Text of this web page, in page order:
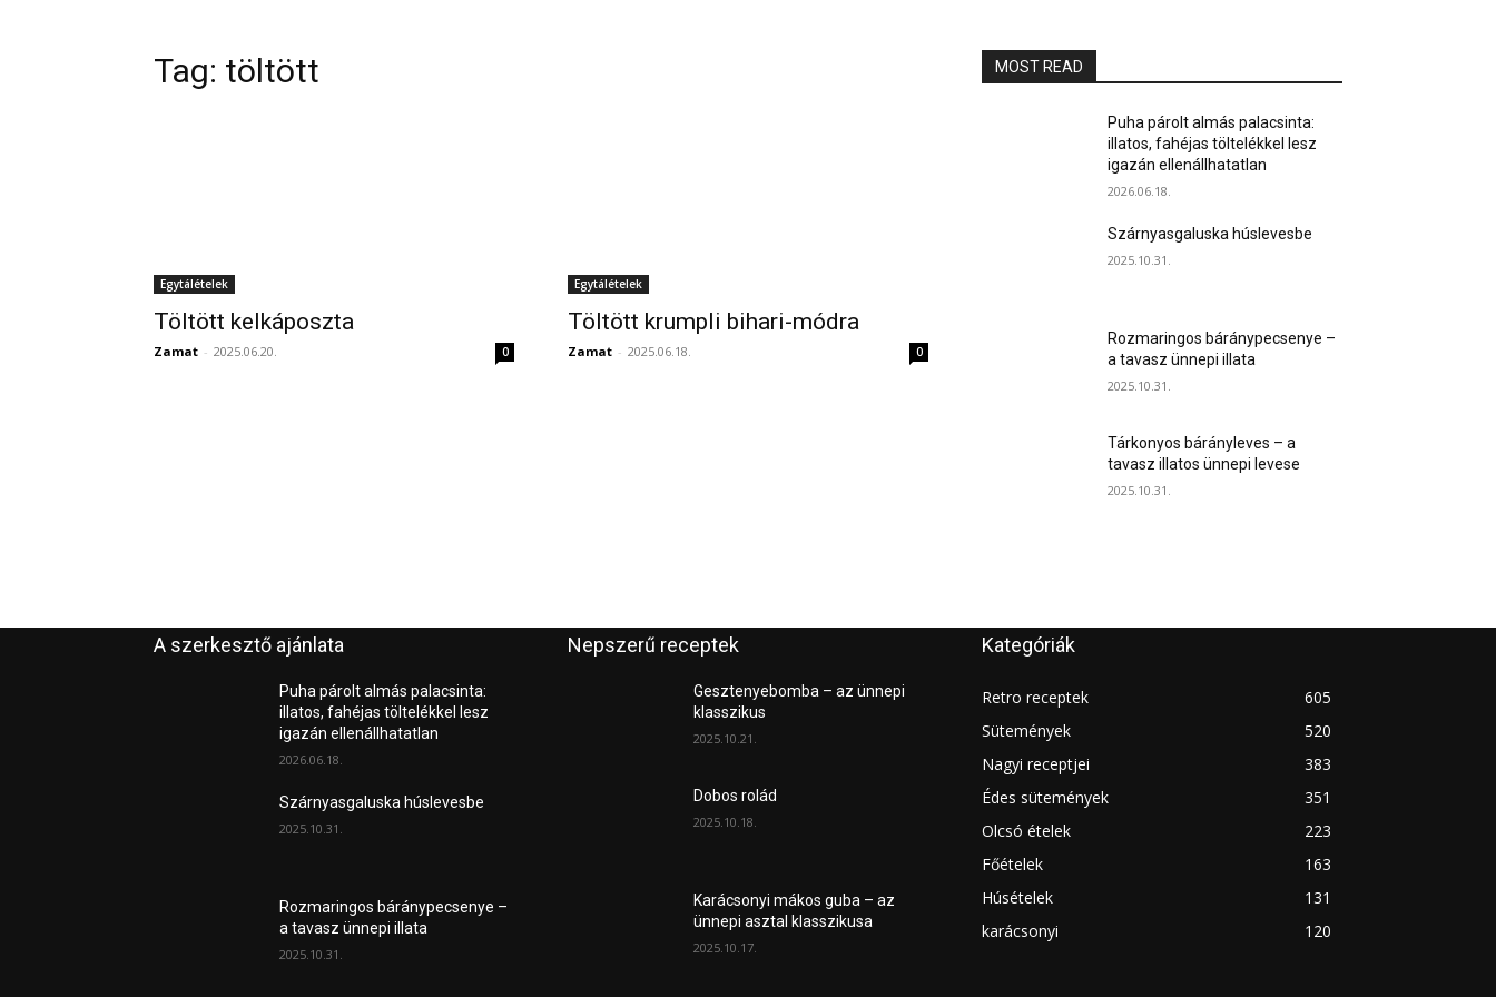
Tag: töltött
Egytálételek
Töltött kelkáposzta
Zamat - 2025.06.20. 0
Egytálételek
Töltött krumpli bihari-módra
Zamat - 2025.06.18. 0
MOST READ
Puha párolt almás palacsinta:
illatos, fahéjas töltelékkel lesz
igazán ellenállhatatlan
2026.06.18.
Szárnyasgaluska húslevesbe
2025.10.31.
Rozmaringos báránypecsenye –
a tavasz ünnepi illata
2025.10.31.
Tárkonyos bárányleves – a
tavasz illatos ünnepi levese
2025.10.31.
A szerkesztő ajánlata
Puha párolt almás palacsinta:
illatos, fahéjas töltelékkel lesz
igazán ellenállhatatlan
2026.06.18.
Szárnyasgaluska húslevesbe
2025.10.31.
Rozmaringos báránypecsenye –
a tavasz ünnepi illata
2025.10.31.
Nepszerű receptek
Gesztenyebomba – az ünnepi
klasszikus
2025.10.21.
Dobos rolád
2025.10.18.
Karácsonyi mákos guba – az
ünnepi asztal klasszikusa
2025.10.17.
Kategóriák
Retro receptek
605
Sütemények
520
Nagyi receptjei
383
Édes sütemények
351
Olcsó ételek
223
Főételek
163
Húsételek
131
karácsonyi
120